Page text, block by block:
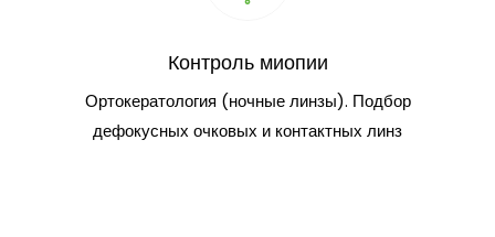
Контроль миопии
Ортокератология (ночные линзы). Подбор
дефокусных очковых и контактных линз